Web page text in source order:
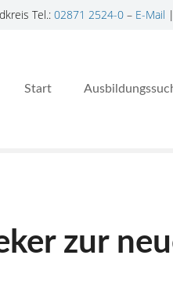
Tel.: 02871 2524-0– E-Mail
Start
zur